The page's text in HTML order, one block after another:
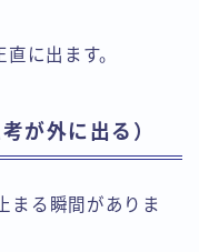
に出ます。
が外に出る）
まる瞬間がありま